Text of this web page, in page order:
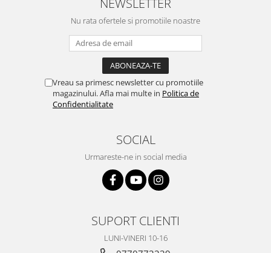
Nu rata ofertele si promotiile noastre
Vreau sa primesc newsletter cu promotiile
magazinului. Afla mai multe in Politica de
Confidentialitate
SOCIAL
Urmareste-ne in social media
SUPORT CLIENTI
LUNI-VINERI 10-16